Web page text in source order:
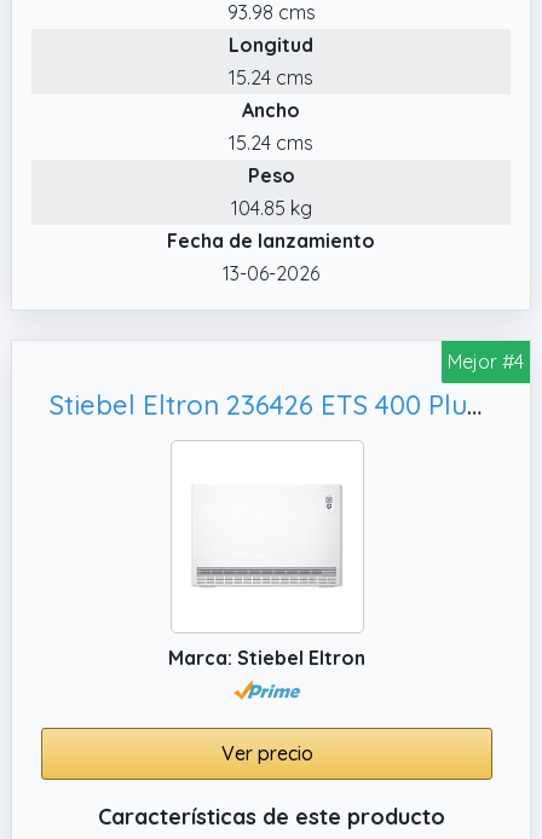
93.98 cms
Longitud
15.24 cms
Ancho
15.24 cms
Peso
104.85 kg
Fecha de lanzamiento
13-06-2026
Mejor #4
Stiebel Eltron 236426 ETS 400 Plus - Acumulador de calor, color blanco
Marca: Stiebel Eltron
Ver precio
Características de este producto